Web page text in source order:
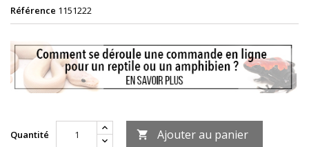
Référence 1151222
Quantité  Ajouter au panier